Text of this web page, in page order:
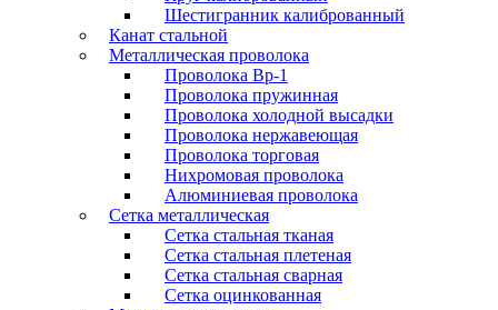
Шестигранник калиброванный
Канат стальной
Металлическая проволока
Проволока Вр-1
Проволока пружинная
Проволока холодной высадки
Проволока нержавеющая
Проволока торговая
Нихромовая проволока
Алюминиевая проволока
Сетка металлическая
Сетка стальная тканая
Сетка стальная плетеная
Сетка стальная сварная
Сетка оцинкованная